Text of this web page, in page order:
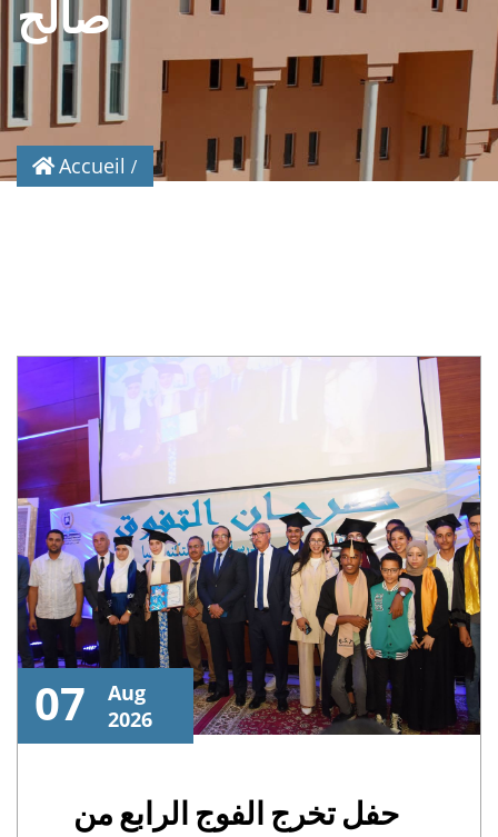
صالح
Accueil
07
Aug
2026
حفل تخرج الفوج الرابع من